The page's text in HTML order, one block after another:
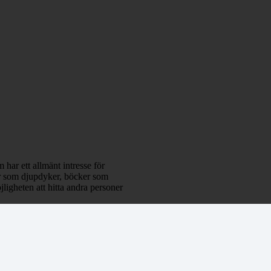
har ett allmänt intresse för
djupdyker, böcker som
att hitta andra personer